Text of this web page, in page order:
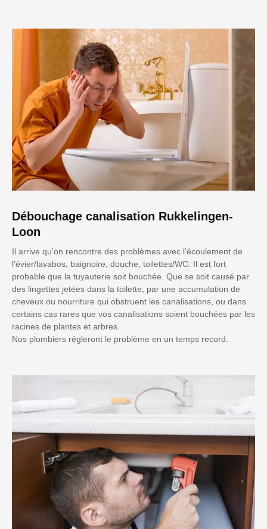
Débouchage canalisation Rukkelingen-
Loon
Il arrive qu'on rencontre des problèmes avec l’écoulement de
l’évier/lavabos, baignoire, douche, toilettes/WC. Il est fort
probable que la tuyauterie soit bouchée. Que se soit causé par
des lingettes jetées dans la toilette, par une accumulation de
cheveux ou nourriture qui obstruent les canalisations, ou dans
certains cas rares que vos canalisations soient bouchées par les
racines de plantes et arbres.
Nos plombiers régleront le problème en un temps record.